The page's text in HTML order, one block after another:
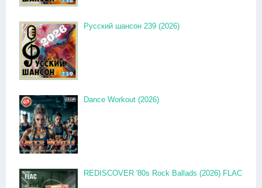
Русский шансон 239 (2026)
Dance Workout (2026)
REDISCOVER '80s Rock Ballads (2026) FLAC